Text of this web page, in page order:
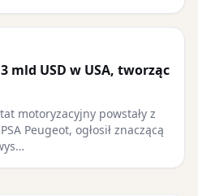
mld USD w USA, tworząc
motoryzacyjny powstały z
Peugeot, ogłosił znaczącą